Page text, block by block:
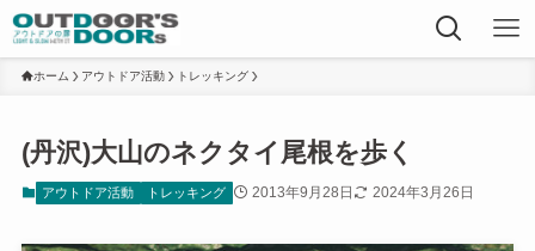
ホーム アウトドア活動 トレッキング
(丹沢)大山のネクタイ尾根を歩く
アウトドア活動 トレッキング 2013年9月28日 2024年3月26日